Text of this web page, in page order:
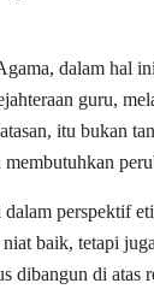
dalam hal
guru,
itu bukan
membutuhkan
perspektif
baik, tetapi
dibangun di atas